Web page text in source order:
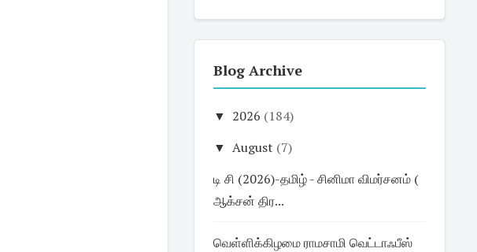
Blog Archive
▼ 2026 (184)
▼ August (7)
டி சி (2026)-தமிழ் - சினிமா விமர்சனம் (
ஆக்சன் திர...
வெள்ளிக்கிழமை ராமசாமி வெட்டாஃபீஸ்